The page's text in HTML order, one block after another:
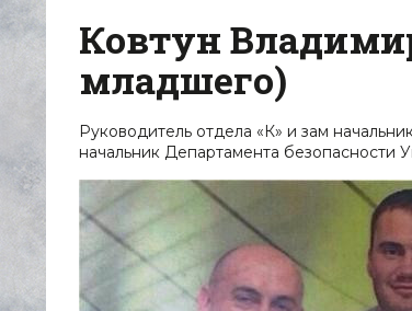
Ковтун
младшего)
Руководитель отдела «К» и зам
начальник Департамента безопасности